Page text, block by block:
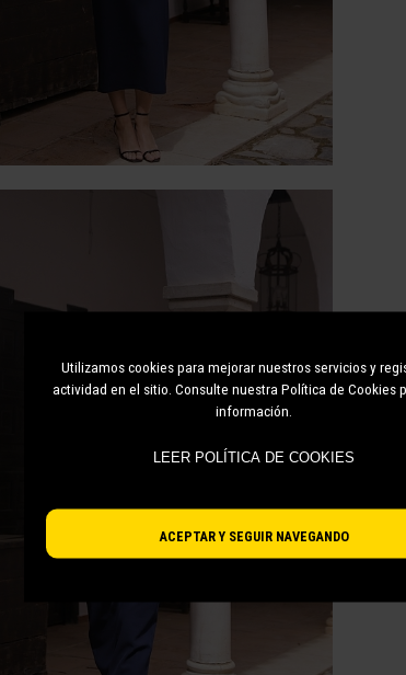
Utilizamos cookies para mejorar nuestros servicios y
actividad en el sitio. Consulte nuestra Política de Cookies
información.
ACEPTAR Y SEGUIR NAVEGANDO
LEER POLÍTICA DE COOKIES